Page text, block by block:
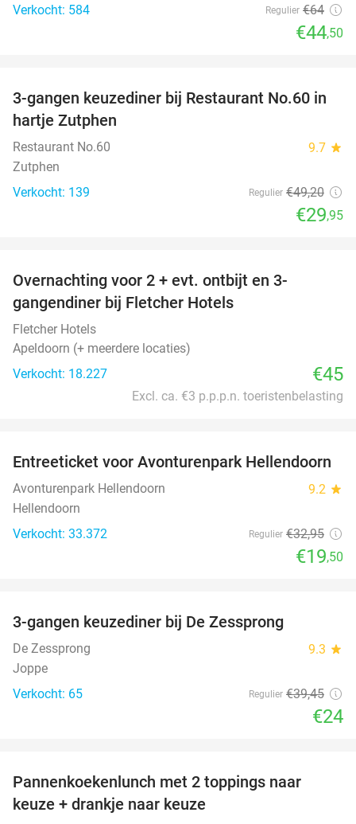
Verkocht: 584
Regulier €64
€44,50
39%
3-gangen keuzediner bij Restaurant No.60 in
hartje Zutphen
Restaurant No.60 9.7 star
Zutphen
Verkocht: 139
Regulier €49,20
€29,95
Overnachting voor 2 + evt. ontbijt en 3-
gangendiner bij Fletcher Hotels
Fletcher Hotels
Apeldoorn (+ meerdere locaties)
Verkocht: 18.227
€45
Excl. ca. €3 p.p.p.n. toeristenbelasting
41%
Entreeticket voor Avonturenpark Hellendoorn
Avonturenpark Hellendoorn 9.2 star
Hellendoorn
Verkocht: 33.372
Regulier €32,95
€19,50
3-gangen keuzediner bij De Zessprong
De Zessprong 9.3 star
Joppe
Verkocht: 65
Regulier €39,45
€24
Pannenkoekenlunch met 2 toppings naar
keuze + drankje naar keuze